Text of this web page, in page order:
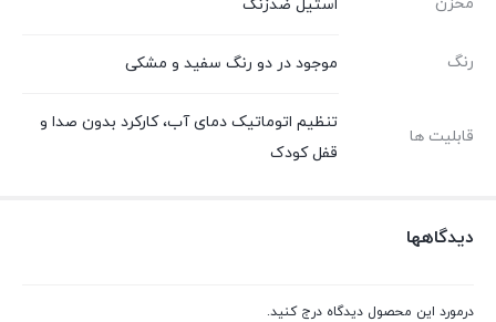
استیل ضدزنگ
رنگ موجود در دو رنگ سفید و مشکی
قابلیت ها
تنظیم اتوماتیک دمای آب، کارکرد بدون صدا و
قفل کودک
دیدگاهها
درمورد این محصول دیدگاه درج کنید.